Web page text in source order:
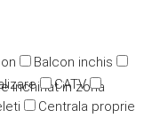
Balcon inchis
CATV
Centrala proprie
inchiriat in zona